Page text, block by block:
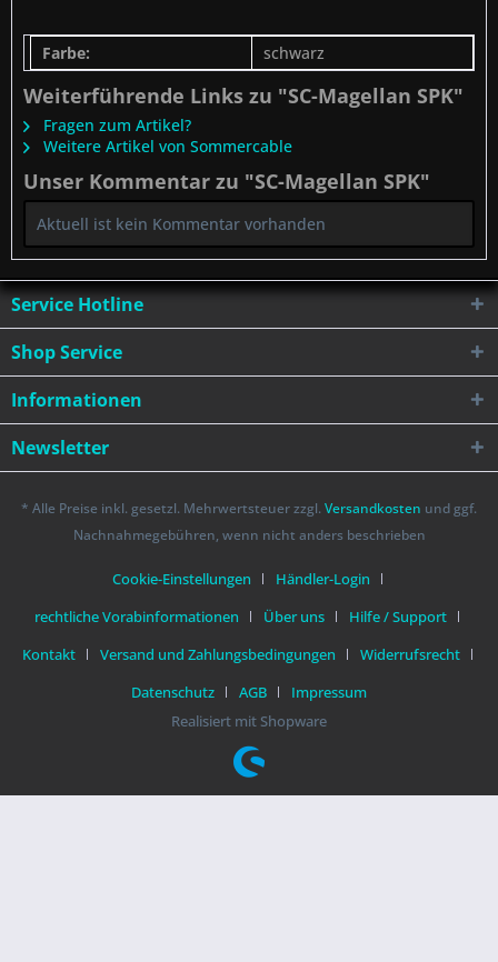
Farbe: schwarz
Weiterführende Links zu "SC-Magellan SPK"
Fragen zum Artikel?
Weitere Artikel von Sommercable
Unser Kommentar zu "SC-Magellan SPK"
Aktuell ist kein Kommentar vorhanden
Service Hotline
Shop Service
Informationen
Newsletter
* Alle Preise inkl. gesetzl. Mehrwertsteuer zzgl. Versandkosten und ggf.
Nachnahmegebühren, wenn nicht anders beschrieben
Cookie-Einstellungen
Händler-Login
rechtliche Vorabinformationen
Über uns
Hilfe / Support
Kontakt
Versand und Zahlungsbedingungen
Widerrufsrecht
Datenschutz
AGB
Impressum
Realisiert mit Shopware